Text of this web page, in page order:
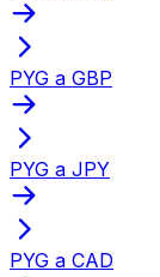
PYG a GBP
PYG a JPY
PYG a CAD